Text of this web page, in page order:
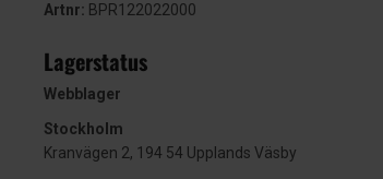
Artnr: BPR122022000
Lagerstatus
Webblager
Stockholm
Kranvägen 2, 194 54 Upplands Väsby